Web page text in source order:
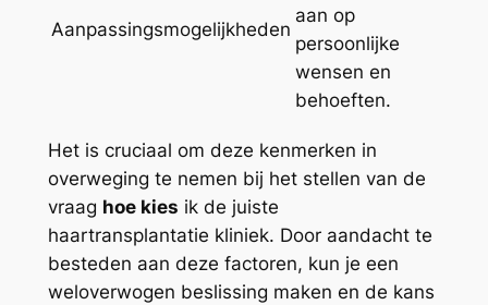
Aanpassingsmogelijkheden
aan op
persoonlijke
wensen en
behoeften.
Het is cruciaal om deze kenmerken in
overweging te nemen bij het stellen van de
vraag hoe kies ik de juiste
haartransplantatie kliniek. Door aandacht te
besteden aan deze factoren, kun je een
weloverwogen beslissing maken en de kans